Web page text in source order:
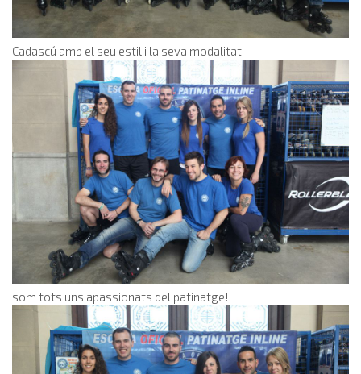
Cadascú amb el seu estil i la seva modalitat…
som tots uns apassionats del patinatge!